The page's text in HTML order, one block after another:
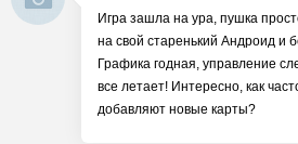
Игра зашла на ура, пушка
на свой старенький Андроид и
Графика годная, управление
все летает! Интересно, как
добавляют новые карты?